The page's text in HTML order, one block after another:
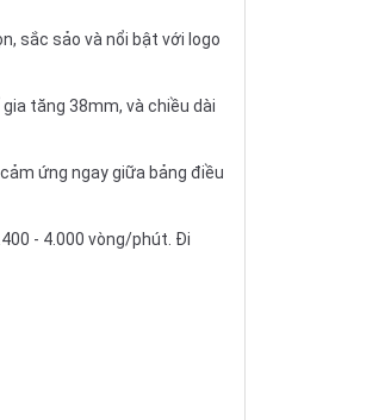
sắc sảo và nổi bật với logo
tăng 38mm, và chiều dài
ứng ngay giữa bảng điều
- 4.000 vòng/phút. Đi